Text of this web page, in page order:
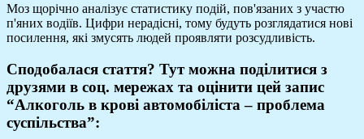
Моз щорічно аналізує статистику подій, пов'язаних з участю
п'яних водіїв. Цифри нерадісні, тому будуть розглядатися нові
посилення, які змусять людей проявляти розсудливість.
Сподобалася стаття? Тут можна поділитися з
друзями в соц. мережах та оцінити цей запис
“Алкоголь в крові автомобіліста – проблема
суспільства”: